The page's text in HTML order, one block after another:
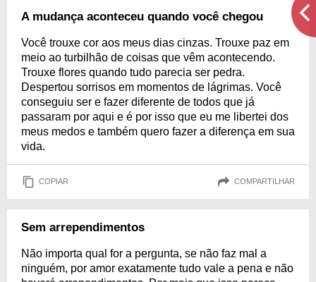
A mudança aconteceu quando você chegou
Você trouxe cor aos meus dias cinzas. Trouxe paz em
meio ao turbilhão de coisas que vêm acontecendo.
Trouxe flores quando tudo parecia ser pedra.
Despertou sorrisos em momentos de lágrimas. Você
conseguiu ser e fazer diferente de todos que já
passaram por aqui e é por isso que eu me libertei dos
meus medos e também quero fazer a diferença em sua
vida.
COPIAR COMPARTILHAR
Sem arrependimentos
Não importa qual for a pergunta, se não faz mal a
ninguém, por amor exatamente tudo vale a pena e não